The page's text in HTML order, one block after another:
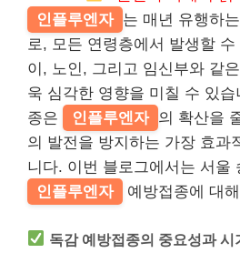
인플루엔자 는 매년 유행하
로, 모든 연령층에서 발생할
이, 노인, 그리고 임신부와 같
욱 심각한 영향을 미칠 수 있
종은
인플루엔자 의 확산을
의 발전을 방지하는 가장 효과
니다. 이번 블로그에서는 서울
인플루엔자
예방접종에 대
독감 예방접종의 중요성과 시